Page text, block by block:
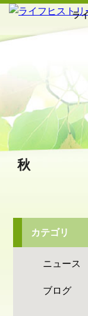
ラ
秋
カテゴリ
ニュース
ブログ